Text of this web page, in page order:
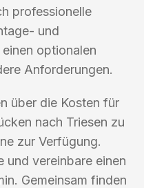
professionelle
und
optionalen
Anforderungen.
über die Kosten für
nach Triesen zu
zur Verfügung.
und vereinbare einen
Gemeinsam finden